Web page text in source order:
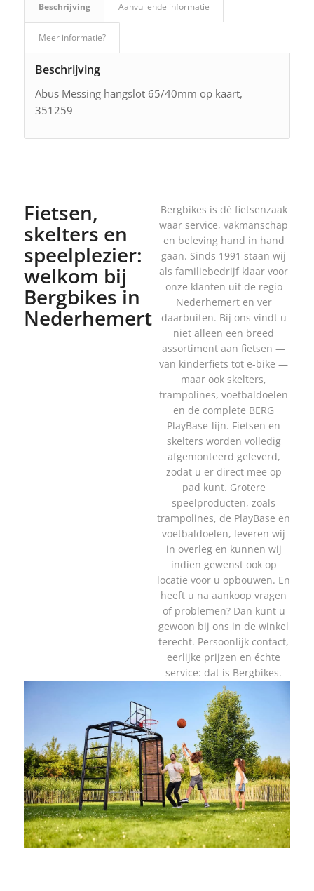
Beschrijving Aanvullende informatie
Meer informatie?
Beschrijving
Abus Messing hangslot 65/40mm op kaart,
351259
Fietsen,
skelters en
speelplezier:
welkom bij
Bergbikes in
Nederhemert
Bergbikes is dé fietsenzaak
waar service, vakmanschap
en beleving hand in hand
gaan. Sinds 1991 staan wij
als familiebedrijf klaar voor
onze klanten uit de regio
Nederhemert en ver
daarbuiten. Bij ons vindt u
niet alleen een breed
assortiment aan fietsen —
van kinderfiets tot e-bike —
maar ook skelters,
trampolines, voetbaldoelen
en de complete BERG
PlayBase-lijn. Fietsen en
skelters worden volledig
afgemonteerd geleverd,
zodat u er direct mee op
pad kunt. Grotere
speelproducten, zoals
trampolines, de PlayBase en
voetbaldoelen, leveren wij
in overleg en kunnen wij
indien gewenst ook op
locatie voor u opbouwen. En
heeft u na aankoop vragen
of problemen? Dan kunt u
gewoon bij ons in de winkel
terecht. Persoonlijk contact,
eerlijke prijzen en échte
service: dat is Bergbikes.